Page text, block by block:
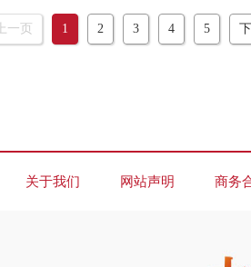
上一页 1 2 3 4 5
关于我们 网站声明 商务